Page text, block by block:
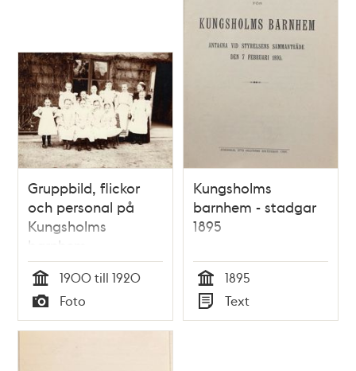
Gruppbild, flickor
och personal på
Kungsholms
barnhem.
Tid
1900 till 1920
Typ
Foto
Kungsholms
barnhem - stadgar
1895
Tid
1895
Typ
Text